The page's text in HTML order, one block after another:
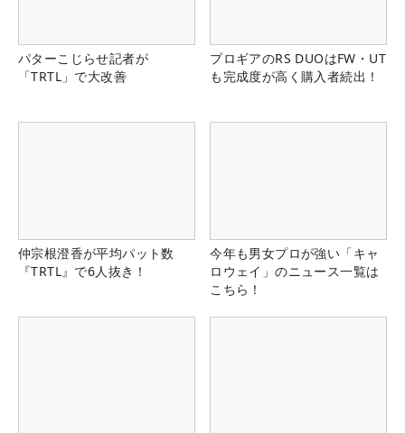
パターこじらせ記者が
「TRTL」で大改善
プロギアのRS DUOはFW・UT
も完成度が高く購入者続出！
仲宗根澄香が平均パット数
『TRTL』で6人抜き！
今年も男女プロが強い「キャ
ロウェイ」のニュース一覧は
こちら！